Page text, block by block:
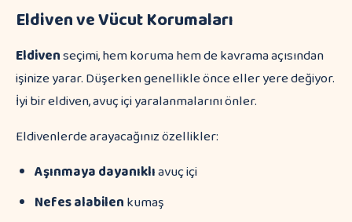
Eldiven ve Vücut Korumaları
Eldivenseçimi, hem koruma hem de kavrama açısından
işinize yarar. Düşerken genellikle önce eller yere değiyor.
İyi bir eldiven, avuç içi yaralanmalarını önler.
Eldivenlerde arayacağınız özellikler:
Aşınmaya dayanıklıavuç içi
Nefes alabilenkumaş